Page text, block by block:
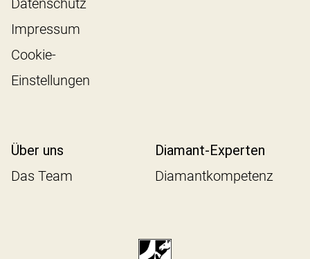
Datenschutz
Impressum
Cookie-
Einstellungen
Über uns
Das Team
Diamant-Experten
Diamantkompetenz